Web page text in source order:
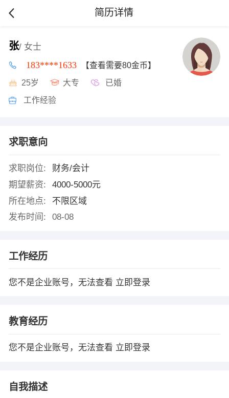
简历详情
张/ 女士
183****1633 【查看需要80金币】
25岁 大专 已婚
工作经验
求职意向
求职岗位:
财务/会计
期望薪资:
4000-5000元
所在地点:
不限区域
发布时间:
08-08
工作经历
您不是企业账号，无法查看 立即登录
教育经历
您不是企业账号，无法查看 立即登录
自我描述